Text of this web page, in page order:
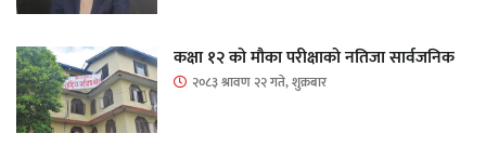
कक्षा १२ को मौका परीक्षाको नतिजा सार्वजनिक
२०८३ श्रावण २२ गते, शुक्रबार